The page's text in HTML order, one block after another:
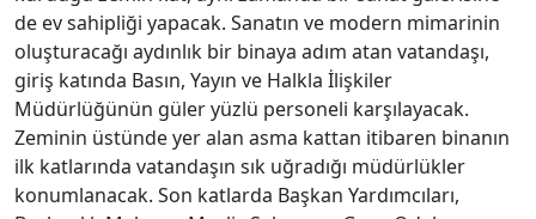
Komik 0
Kızgın 0
Üzgün 0
Vay0
İlgili Gönderiler